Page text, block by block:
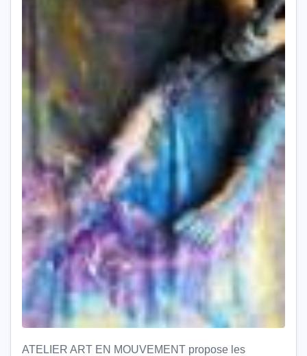
ATELIER ART EN MOUVEMENT propose les